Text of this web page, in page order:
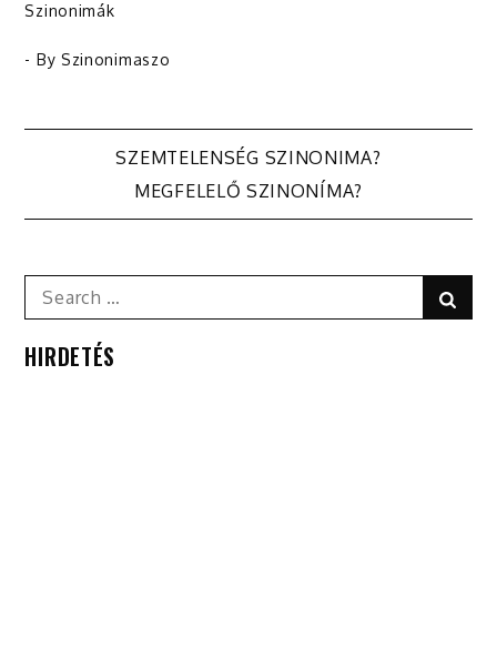
Szinonimák
- By Szinonimaszo
Bejegyzés
navigáció
SZEMTELENSÉG SZINONIMA?
MEGFELELŐ SZINONÍMA?
Search
for:
HIRDETÉS